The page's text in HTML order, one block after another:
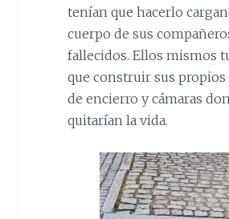
tenían que hacerlo
cuerpo de sus
fallecidos. Ellos mismos
que construir sus propios
de encierro y cámaras
quitarían la vida.